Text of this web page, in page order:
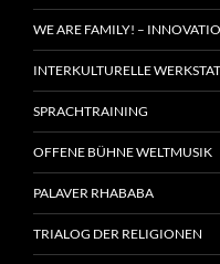
WE ARE FAMILY! –
INTERKULTURELLE
SPRACHTRAINING
OFFENE BÜHNE WELTMUSIK
PALAVER RHABABA
TRIALOG DER RELIGIONEN